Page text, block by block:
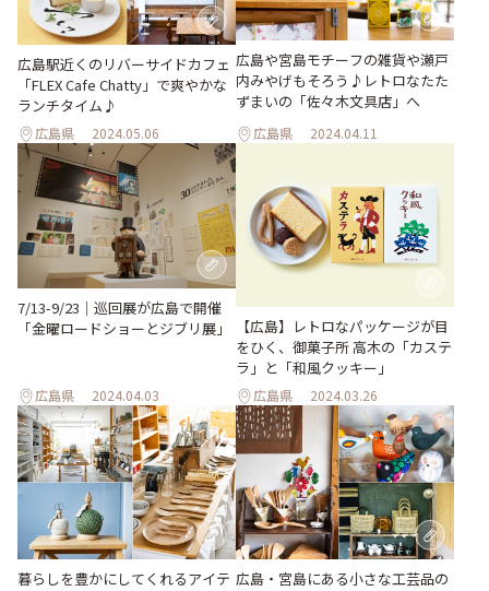
広島駅近くのリバーサイドカフェ
「FLEX Cafe Chatty」で爽やかな
ランチタイム♪
広島県 2024.05.06
広島や宮島モチーフの雑貨や瀬戸
内みやげもそろう♪レトロなたた
ずまいの「佐々木文具店」へ
広島県 2024.04.11
7/13-9/23｜巡回展が広島で開催
「金曜ロードショーとジブリ展」
広島県 2024.04.03
【広島】レトロなパッケージが目
をひく、御菓子所 高木の「カステ
ラ」と「和風クッキー」
広島県 2024.03.26
暮らしを豊かにしてくれるアイテ 広島・宮島にある小さな工芸品の